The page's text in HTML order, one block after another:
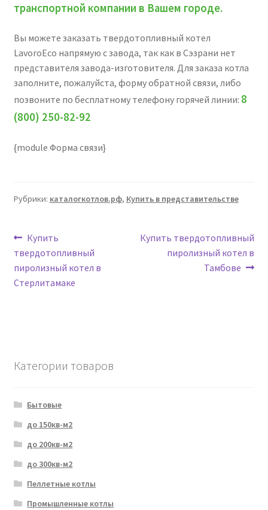
транспортной компании в Вашем городе.
Вы можете заказать твердотопливный котел
LavoroEco напрямую с завода, так как в Сэзрани нет
представителя завода-изготовителя. Для заказа котла
заполните, пожалуйста, форму обратной связи, либо
позвоните по бесплатному телефону горячей линии: 8
(800) 250-82-92
{module Форма связи}
Рубрики: каталогкотлов.рф, Купить в представительстве
Навигация
по
записям
Предыдущая
запись:
Купить
твердотопливный
пиролизный котел в
Стерлитамаке
Следующая
запись:
Купить твердотопливный
пиролизный котел в
Тамбове
Категории товаров
Бытовые
до 150кв-м2
до 200кв-м2
до 300кв-м2
Пеллетные котлы
Промышленные котлы